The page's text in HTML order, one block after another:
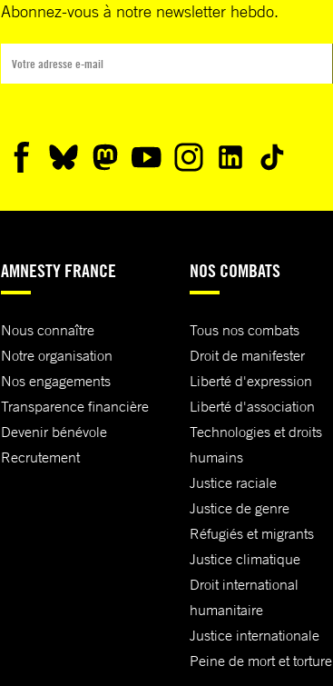
Abonnez-vous à notre newsletter hebdo.
AMNESTY FRANCE
Nous connaître
Notre organisation
Nos engagements
Transparence financière
Devenir bénévole
Recrutement
NOS COMBATS
Tous nos combats
Droit de manifester
Liberté d'expression
Liberté d'association
Technologies et droits
humains
Justice raciale
Justice de genre
Réfugiés et migrants
Justice climatique
Droit international
humanitaire
Justice internationale
Peine de mort et torture